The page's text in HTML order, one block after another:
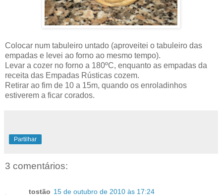
Colocar num tabuleiro untado (aproveitei o tabuleiro das
empadas e levei ao forno ao mesmo tempo).
Levar a cozer no forno a 180ºC, enquanto as empadas da
receita das Empadas Rústicas cozem.
Retirar ao fim de 10 a 15m, quando os enroladinhos
estiverem a ficar corados.
Partilhar
3 comentários:
tostão 15 de outubro de 2010 às 17:24